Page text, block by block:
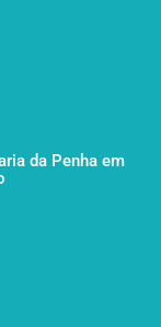
da Penha em